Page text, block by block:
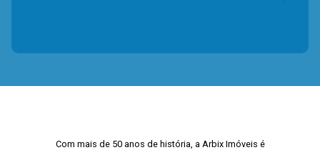
Com mais de 50 anos de história, a Arbix Imóveis é